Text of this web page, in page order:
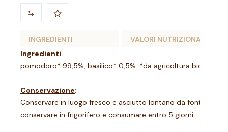
INGREDIENTI
VALORI NUTRIZIONALI
Ingredienti:
pomodoro* 99,5%, basilico* 0,5%. *da agricoltura biologica.
Conservazione:
Conservare in luogo fresco e asciutto lontano da fonti di
conservare in frigorifero e consumare entro 5 giorni.